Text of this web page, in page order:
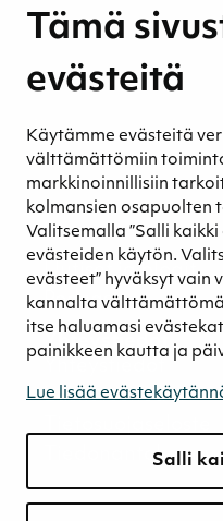
Tämä
evästeitä
Käytämme evästeitä
välttämättömiin
markkinoinnillisiin
kolmansien osapuolten
Valitsemalla ”Salli
evästeiden käytön.
evästeet” hyväksyt vain
kannalta
itse haluamasi
painikkeen kautta ja
Lue lisää
Salli
Ympäristövastuu
hyvinvointi
Turvetuotannon
Kestävyyden
Retkeilykohteet
Media
Uutiset ja blogit
Podcast
Yhteystiedot
Laskutustiedot